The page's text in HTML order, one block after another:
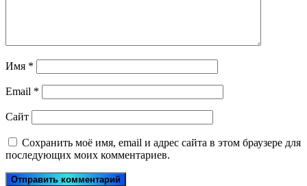
Имя *
Email *
Сайт
Сохранить моё имя, email и адрес сайта в этом браузере для
последующих моих комментариев.